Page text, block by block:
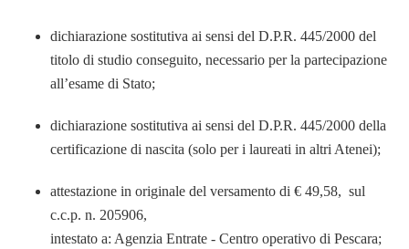
dichiarazione sostitutiva ai sensi del D.P.R. 445/2000 del
titolo di studio conseguito, necessario per la partecipazione
all’esame di Stato;
dichiarazione sostitutiva ai sensi del D.P.R. 445/2000 della
certificazione di nascita (solo per i laureati in altri Atenei);
attestazione in originale del versamento di € 49,58, sul
c.c.p. n. 205906,
intestato a: Agenzia Entrate - Centro operativo di Pescara;